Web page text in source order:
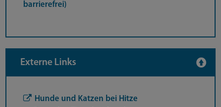
barrierefrei)
Externe Links
Hunde und Katzen bei Hitze